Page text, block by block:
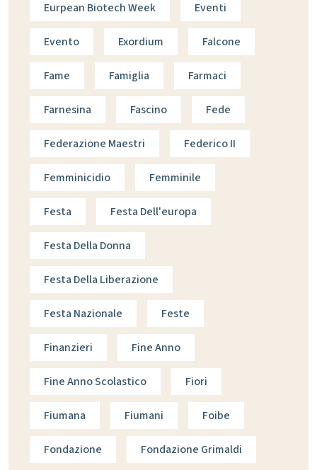
Eurpean Biotech Week Eventi
Evento Exordium Falcone
Fame Famiglia Farmaci
Farnesina Fascino Fede
Federazione Maestri Federico II
Femminicidio Femminile
Festa Festa Dell'europa
Festa Della Donna
Festa Della Liberazione
Festa Nazionale Feste
Finanzieri Fine Anno
Fine Anno Scolastico Fiori
Fiumana Fiumani Foibe
Fondazione Fondazione Grimaldi